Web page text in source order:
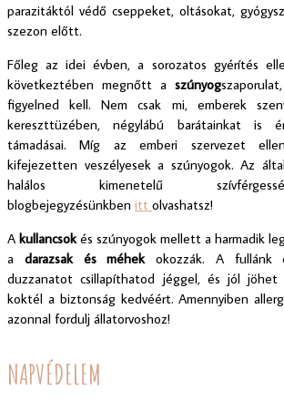
parazitáktól védő cseppeket, oltásokat,
szezon előtt.
Főleg az idei évben, a sorozatos gyérítés
következtében megnőtt a szúnyog
figyelned kell. Nem csak mi, emberek
kereszttüzében, négylábú barátainkat is
támadásai. Míg az emberi szervezet
kifejezetten veszélyesek a szúnyogok. Az
halálos kimenetelű
blogbejegyzésünkben itt olvashatsz!
A kullancsok és szúnyogok mellett a harmadik
a
darazsak és méhek
okozzák. A fullánk
duzzanatot csillapíthatod jéggel, és jól jöhet
koktél a biztonság kedvéért. Amennyiben
azonnal fordulj állatorvoshoz!
NAPVÉDELEM